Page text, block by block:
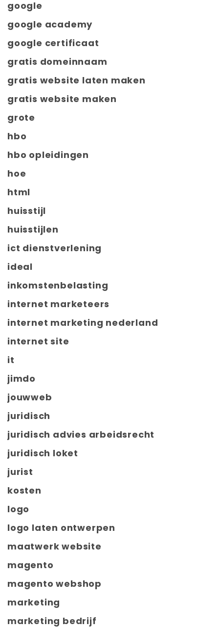
google
google academy
google certificaat
gratis domeinnaam
gratis website laten maken
gratis website maken
grote
hbo
hbo opleidingen
hoe
html
huisstijl
huisstijlen
ict dienstverlening
ideal
inkomstenbelasting
internet marketeers
internet marketing nederland
internet site
it
jimdo
jouwweb
juridisch
juridisch advies arbeidsrecht
juridisch loket
jurist
kosten
logo
logo laten ontwerpen
maatwerk website
magento
magento webshop
marketing
marketing bedrijf